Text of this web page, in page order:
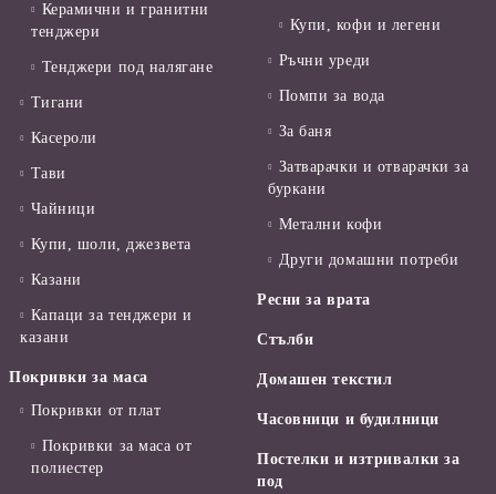
Керамични и гранитни
тенджери
Тенджери под налягане
Тигани
Касероли
Тави
Чайници
Купи, шоли, джезвета
Казани
Капаци за тенджери и
казани
Покривки за маса
Покривки от плат
Покривки за маса от
полиестер
Купи, кофи и легени
Ръчни уреди
Помпи за вода
За баня
Затварачки и отварачки за
буркани
Метални кофи
Други домашни потреби
Ресни за врата
Стълби
Домашен текстил
Часовници и будилници
Постелки и изтривалки за
под